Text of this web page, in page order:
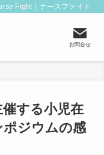
Fight｜ナースファイト
お問合せ
する小児在
ポジウムの感